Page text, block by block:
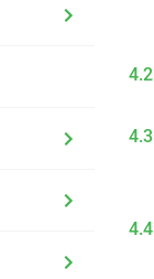
4.2
4.3
4.4